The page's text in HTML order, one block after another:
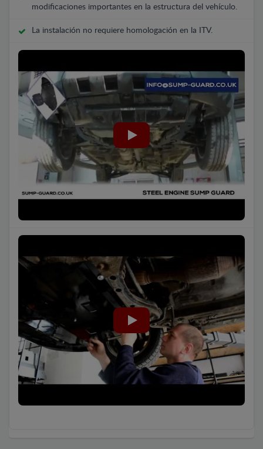
modificaciones importantes en la estructura del vehículo.
La instalación no requiere homologación en la ITV.